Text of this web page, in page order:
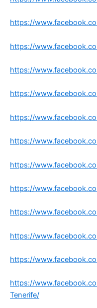
https://
https://
https://
https://
https://
https://
https://
https://
https://
https://
https://
https://
Tenerife/